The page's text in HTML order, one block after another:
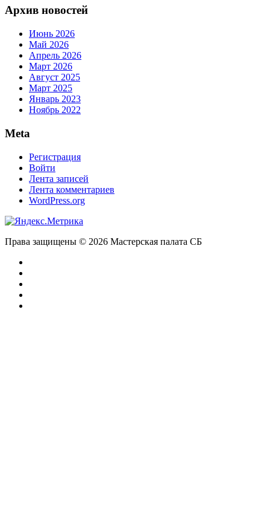
Архив новостей
Июнь 2026
Май 2026
Апрель 2026
Март 2026
Август 2025
Март 2025
Январь 2023
Ноябрь 2022
Meta
Регистрация
Войти
Лента записей
Лента комментариев
WordPress.org
Права защищены © 2026 Мастерская палата СБ